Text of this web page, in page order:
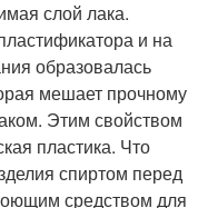
слой лака.
и на
образовалась
мешает прочному
Этим свойством
пластика. Что
спиртом перед
средством для